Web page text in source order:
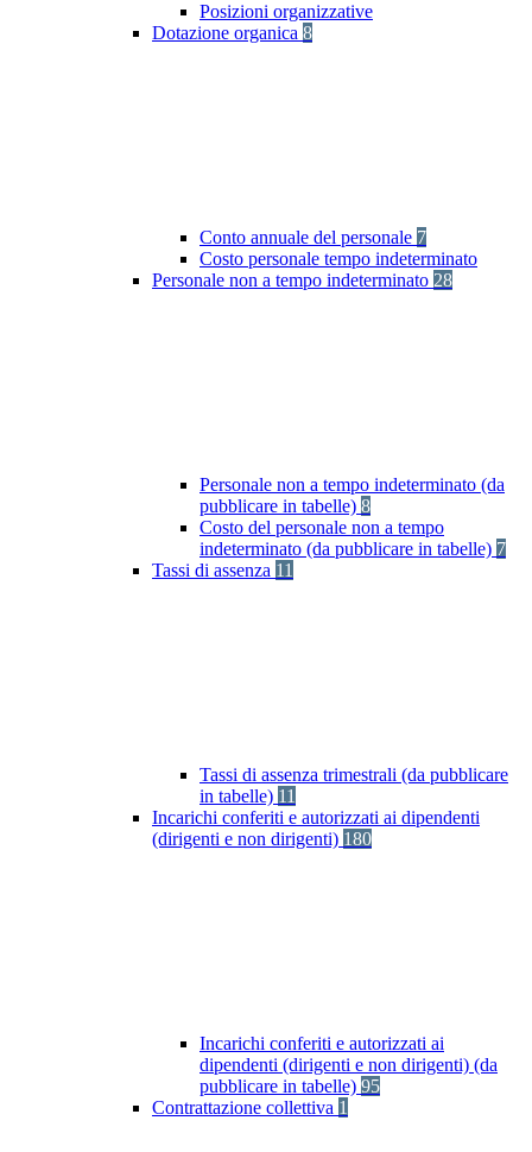
Posizioni organizzative
Dotazione organica 8
Conto annuale del personale 7
Costo personale tempo indeterminato
Personale non a tempo indeterminato 28
Personale non a tempo indeterminato (da
pubblicare in tabelle) 8
Costo del personale non a tempo
indeterminato (da pubblicare in tabelle) 7
Tassi di assenza 11
Tassi di assenza trimestrali (da pubblicare
in tabelle) 11
Incarichi conferiti e autorizzati ai dipendenti
(dirigenti e non dirigenti) 180
Incarichi conferiti e autorizzati ai
dipendenti (dirigenti e non dirigenti) (da
pubblicare in tabelle) 95
Contrattazione collettiva 1